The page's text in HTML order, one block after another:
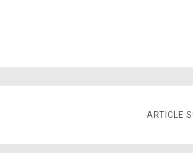
ARTICLE